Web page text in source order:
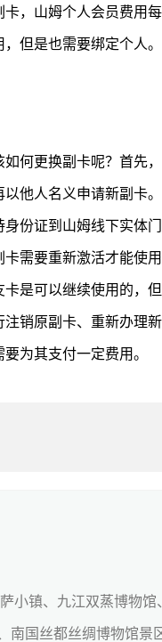
，山姆个人会员费用
但是也需要绑定个人
何更换副卡呢？首先
他人名义申请新副卡
份证到山姆线下实体
需要重新激活才能使
是可以继续使用的，
销原副卡、重新办理
为其支付一定费用。
小镇、九江双蒸博物
南国丝都丝绸博物馆景